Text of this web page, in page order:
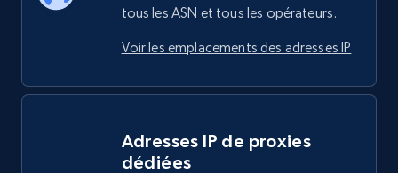
tous les ASN et tous les opérateurs.
Voir les emplacements des adresses IP
Adresses IP de proxies
dédiées